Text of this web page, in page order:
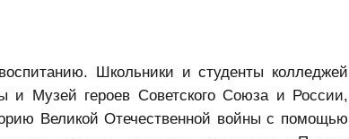
Школьники и студенты колледжей
Музей героев Советского Союза и России,
Великой Отечественной войны с помощью